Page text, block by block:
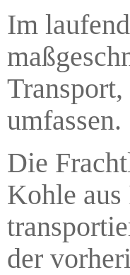
Im
umfassen.
Die
Kohle aus
der